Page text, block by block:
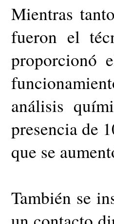
Mientras
fueron el
proporcionó
análisis
presencia de
que se
También se